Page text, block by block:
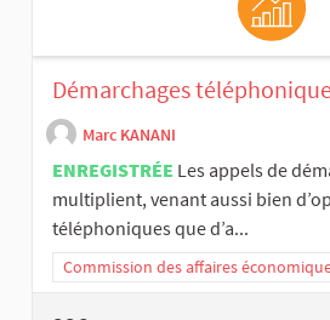
Démarchages
Marc KANANI
ENREGISTRÉE Les appels de
multiplient, venant aussi bien
téléphoniques que d’a...
Commission des affaires